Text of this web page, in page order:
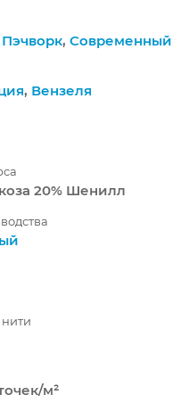
Пэчворк, Современный
, Вензеля
20% Шенилл
нити
м²